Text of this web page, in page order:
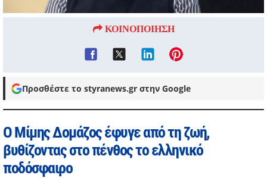
ΚΟΙΝΟΠΟΙΗΣΗ
Προσθέστε το styranews.gr στην Google
Ο Μίμης Δομάζος έφυγε από τη ζωή,
βυθίζοντας στο πένθος το ελληνικό
ποδόσφαιρο